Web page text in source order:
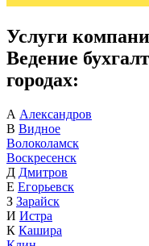
Услуги
Ведение
городах:
А Александров
В Видное
Волоколамск
Воскресенск
Д Дмитров
Е Егорьевск
З Зарайск
И Истра
К Кашира